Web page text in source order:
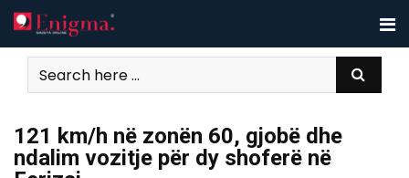
Skip
to
content
121 km/h në zonën 60, gjobë dhe
ndalim vozitje për dy shoferë në